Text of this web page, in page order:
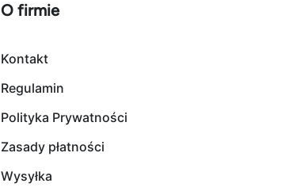
O firmie
Kontakt
Regulamin
Polityka Prywatności
Zasady płatności
Wysyłka